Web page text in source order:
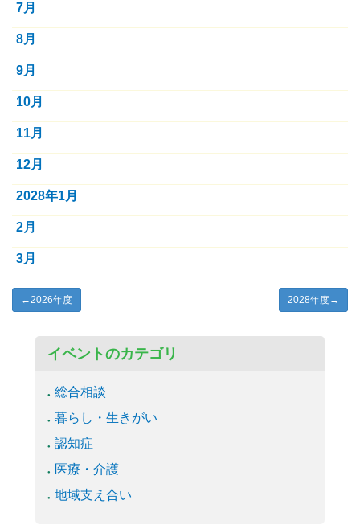
7月
8月
9月
10月
11月
12月
2028年1月
2月
3月
←2026年度 2028年度→
イベントのカテゴリ
総合相談
暮らし・生きがい
認知症
医療・介護
地域支え合い